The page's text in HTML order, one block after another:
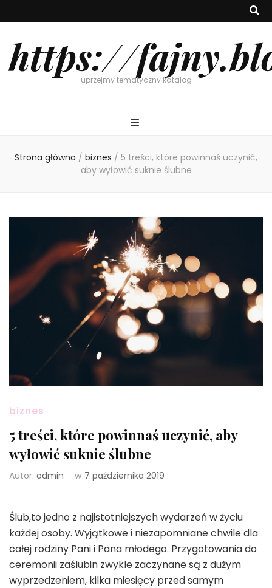
https://uprzejmy tematyczny katalog
Strona główna / biznes / 5 treści, które powinnaś uczynić,
aby wyłowić suknie ślubne
biznes
5 treści, które powinnaś uczynić, aby
wyłowić suknie ślubne
Autor: admin w 7 października 2019
Ślub,to jedno z najistotniejszych wydarzeń w życiu
każdej osoby. Wyjątkowe i niezapomniane chwile dla
całej rodziny Pani i Pana młodego. Przygotowania do
ceremonii zaślubin zwykle zaczynane są z dużym
wyprzedzeniem, kilka miesięcy przed samym